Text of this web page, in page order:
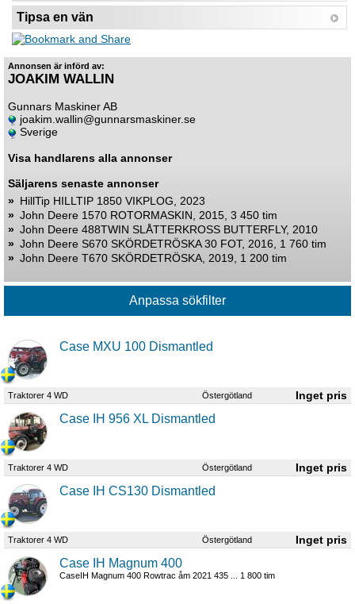
Annonsen är införd av:
JOAKIM WALLIN
Gunnars Maskiner AB
joakim.wallin@gunnarsmaskiner.se
Sverige
Visa handlarens alla annonser
Säljarens senaste annonser
» HillTip HILLTIP 1850 VIKPLOG, 2023
» John Deere 1570 ROTORMASKIN, 2015, 3 450 tim
» John Deere 488TWIN SLÅTTERKROSS BUTTERFLY, 2010
» John Deere S670 SKÖRDETRÖSKA 30 FOT, 2016, 1 760 tim
» John Deere T670 SKÖRDETRÖSKA, 2019, 1 200 tim
Tipsa en vän
Case MXU 100 Dismantled
Traktorer 4 WD Östergötland
Case IH 956 XL Dismantled
Traktorer 4 WD Östergötland
Case IH CS130 Dismantled
Traktorer 4 WD Östergötland
Case IH Magnum 400
CaseIH Magnum 400 Rowtrac åm 2021 435 ... 1 800 tim